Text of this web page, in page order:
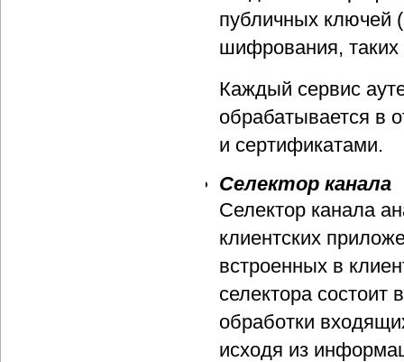
публичных ключей
шифрования, таких
Каждый сервис
обрабатывается в
и сертификатами.
Селектор канала
Селектор канала
клиентских
встроенных в
селектора состоит
обработки
исходя из